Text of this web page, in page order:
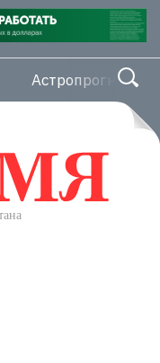
Астропрогноз